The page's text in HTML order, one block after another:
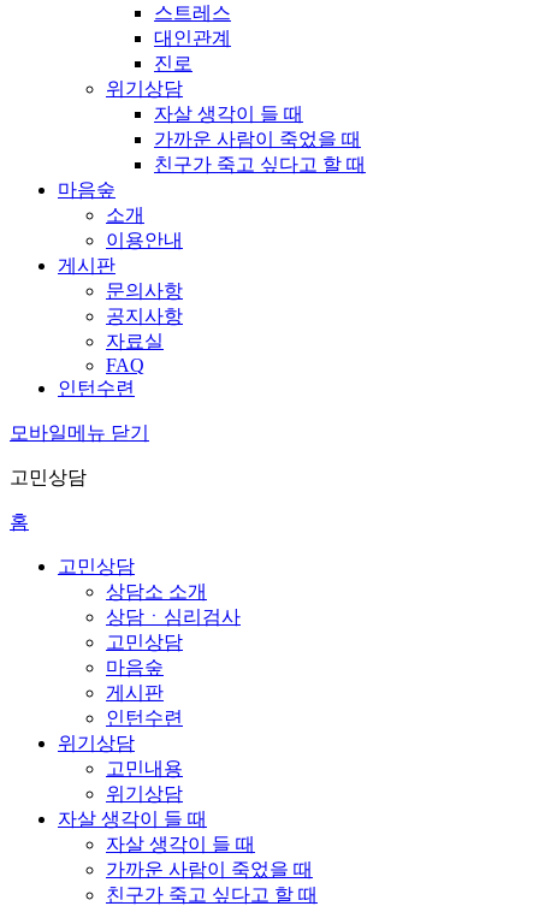
스트레스
대인관계
진로
위기상담
자살 생각이 들 때
가까운 사람이 죽었을 때
친구가 죽고 싶다고 할 때
마음숲
소개
이용안내
게시판
문의사항
공지사항
자료실
FAQ
인턴수련
모바일메뉴 닫기
고민상담
홈
고민상담
상담소 소개
상담ㆍ심리검사
고민상담
마음숲
게시판
인턴수련
위기상담
고민내용
위기상담
자살 생각이 들 때
자살 생각이 들 때
가까운 사람이 죽었을 때
친구가 죽고 싶다고 할 때